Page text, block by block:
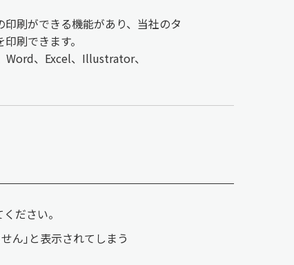
刷ができる機能があり、当社のタ
刷できます。
Word、Excel、Illustrator、
ださい。
ん｣と表示されてしまう